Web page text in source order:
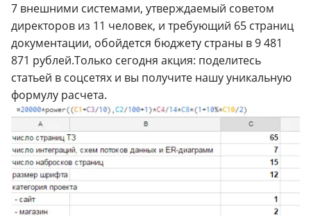
7 внешними системами, утверждаемый советом
директоров из 11 человек, и требующий 65 страниц
документации, обойдется бюджету страны в 9 481
871 рублей.Только сегодня акция: поделитесь
статьей в соцсетях и вы получите нашу уникальную
формулу расчета.